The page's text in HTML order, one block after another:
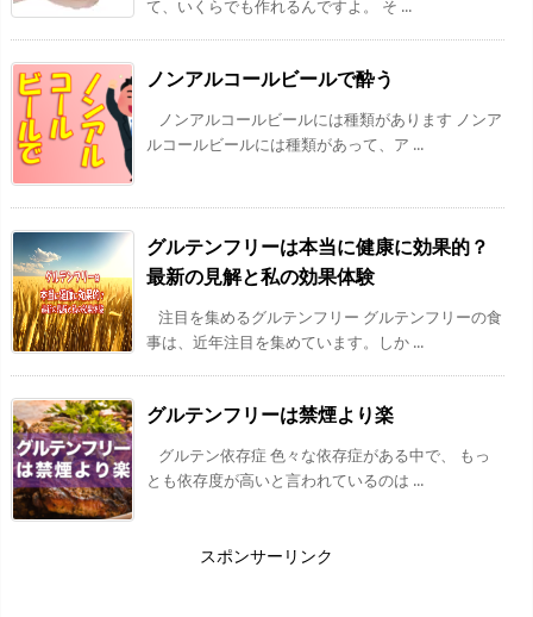
て、いくらでも作れるんですよ。 そ ...
ノンアルコールビールで酔う
ノンアルコールビールには種類があります ノンア
ルコールビールには種類があって、ア ...
グルテンフリーは本当に健康に効果的？
最新の見解と私の効果体験
注目を集めるグルテンフリー グルテンフリーの食
事は、近年注目を集めています。しか ...
グルテンフリーは禁煙より楽
グルテン依存症 色々な依存症がある中で、 もっ
とも依存度が高いと言われているのは ...
スポンサーリンク